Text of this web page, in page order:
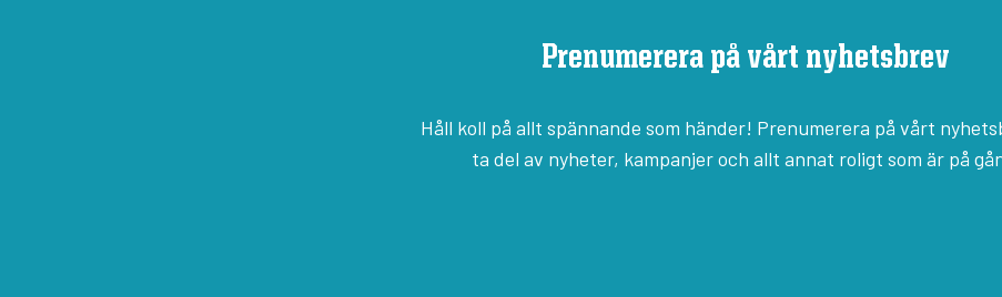
Prenumerera på vårt nyhetsbrev
Håll koll på allt spännande som händer! Prenumerera på vårt
ta del av nyheter, kampanjer och allt annat roligt som är på